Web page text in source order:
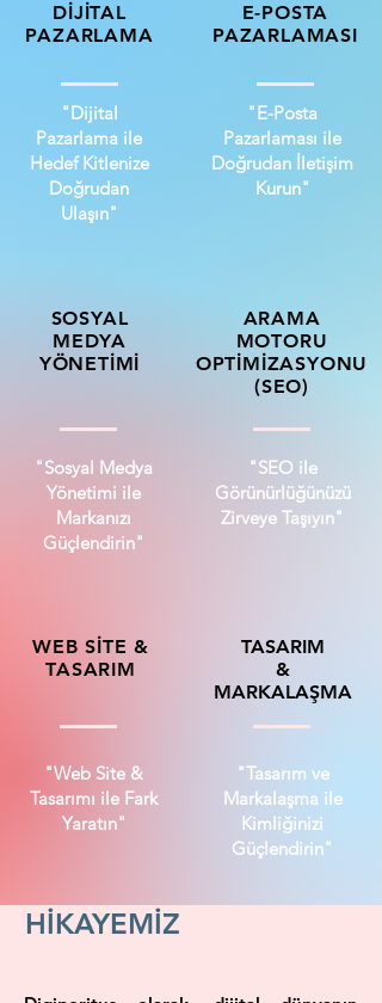
DİJİTAL
PAZARLAMA
"Dijital
Pazarlama ile
Hedef Kitlenize
Doğrudan
Ulaşın"
SOSYAL
MEDYA
YÖNETİMİ
"Sosyal Medya
Yönetimi ile
Markanızı
Güçlendirin"
WEB SİTE &
TASARIM
"Web Site &
Tasarımı ile Fark
Yaratın"
E-POSTA
PAZARLAMASI
"E-Posta
Pazarlaması ile
Doğrudan İletişim
Kurun"
ARAMA
MOTORU
OPTİMİZASYONU
(SEO)
"SEO ile
Görünürlüğünüzü
Zirveye Taşıyın"
TASARIM
&
MARKALAŞMA
"Tasarım ve
Markalaşma ile
Kimliğinizi
Güçlendirin"
HİKAYEMİZ